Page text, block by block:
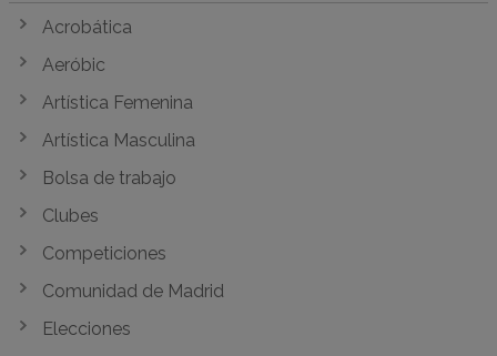
Acrobática
Aeróbic
Artística Femenina
Artística Masculina
Bolsa de trabajo
Clubes
Competiciones
Comunidad de Madrid
Elecciones